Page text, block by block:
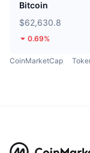
Bitcoin
$62,630.8
0.69%
CoinMarketCap